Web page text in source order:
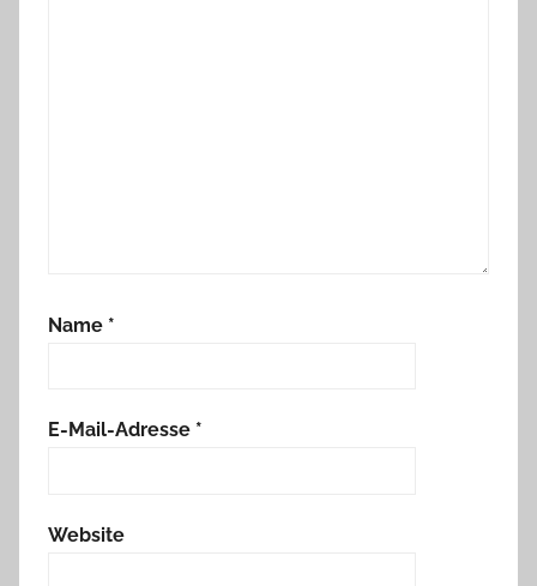
Name *
E-Mail-Adresse *
Website